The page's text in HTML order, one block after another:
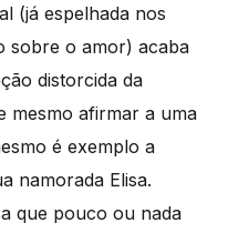
(já espelhada nos
sobre o amor) acaba
distorcida da
mesmo afirmar a uma
é exemplo a
namorada Elisa.
que pouco ou nada